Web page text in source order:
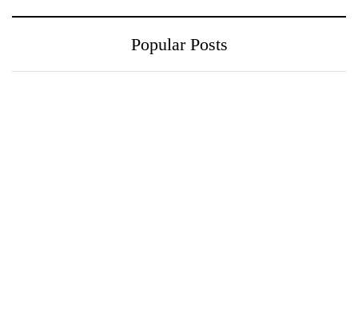
Popular Posts